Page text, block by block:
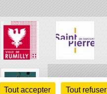
Tout accepter Tout refuser